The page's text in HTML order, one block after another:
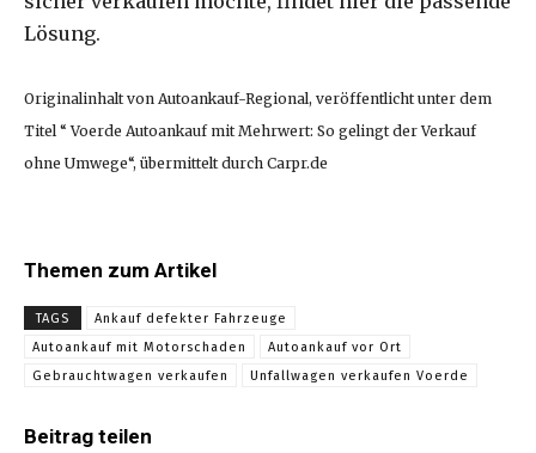
Lösung.
Originalinhalt von Autoankauf-Regional, veröffentlicht unter dem
Titel “ Voerde Autoankauf mit Mehrwert: So gelingt der Verkauf
ohne Umwege“, übermittelt durch Carpr.de
Themen zum Artikel
TAGS
Ankauf defekter Fahrzeuge
Autoankauf mit Motorschaden
Autoankauf vor Ort
Gebrauchtwagen verkaufen
Unfallwagen verkaufen Voerde
Beitrag teilen